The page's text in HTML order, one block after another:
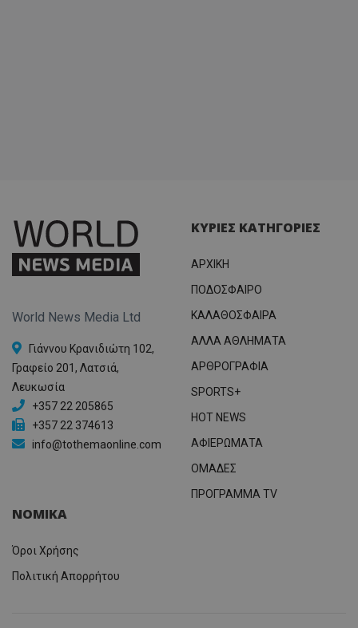
World News Media Ltd
Γιάννου Κρανιδιώτη 102,
Γραφείο 201, Λατσιά,
Λευκωσία
+357 22 205865
+357 22 374613
info@tothemaonline.com
ΚΥΡΙΕΣ ΚΑΤΗΓΟΡΙΕΣ
ΑΡΧΙΚΗ
ΠΟΔΟΣΦΑΙΡΟ
ΚΑΛΑΘΟΣΦΑΙΡΑ
ΑΛΛΑ ΑΘΛΗΜΑΤΑ
ΑΡΘΡΟΓΡΑΦΙΑ
SPORTS+
HOT NEWS
ΑΦΙΕΡΩΜΑΤΑ
ΟΜΑΔΕΣ
ΠΡΟΓΡΑΜΜΑ TV
ΝΟΜΙΚΑ
Όροι Χρήσης
Πολιτική Απορρήτου